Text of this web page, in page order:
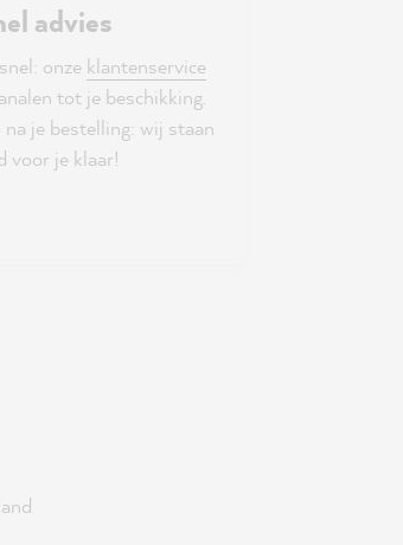
advies
onze klantenservice
tot je beschikking.
je bestelling: wij staan
voor je klaar!